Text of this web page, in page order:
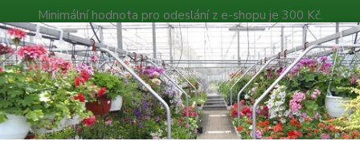
Minimální hodnota pro odeslání z e-shopu je 300 Kč.
můžete čekat nejpozději v následujícím týdnu po přijetí
Poradna Kontakty
Hledat